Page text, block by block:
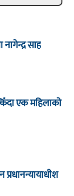
साह
एक महिलाको